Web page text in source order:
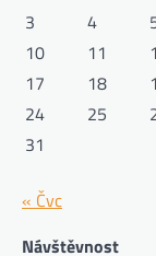
3
4
10
11
17
18
24
25
31
« Čvc
Návštěvnost